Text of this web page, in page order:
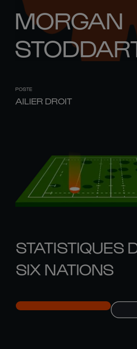
MORGAN
POSTE
AILIER DROIT
STATISTIQUES
SIX NATIONS